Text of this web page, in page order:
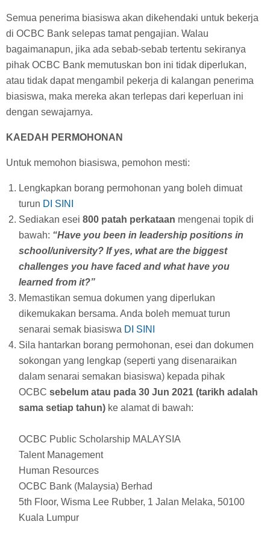
Semua penerima biasiswa akan dikehendaki untuk bekerja
di OCBC Bank selepas tamat pengajian. Walau
bagaimanapun, jika ada sebab-sebab tertentu sekiranya
pihak OCBC Bank memutuskan bon ini tidak diperlukan,
atau tidak dapat mengambil pekerja di kalangan penerima
biasiswa, maka mereka akan terlepas dari keperluan ini
dengan sewajarnya.
KAEDAH PERMOHONAN
Untuk memohon biasiswa, pemohon mesti:
Lengkapkan borang permohonan yang boleh dimuat
turun DI SINI
Sediakan esei 800 patah perkataan mengenai topik di
bawah: “Have you been in leadership positions in
school/university? If yes, what are the biggest
challenges you have faced and what have you
learned from it?”
Memastikan semua dokumen yang diperlukan
dikemukakan bersama. Anda boleh memuat turun
senarai semak biasiswa DI SINI
Sila hantarkan borang permohonan, esei dan dokumen
sokongan yang lengkap (seperti yang disenaraikan
dalam senarai semakan biasiswa) kepada pihak
OCBC sebelum atau pada 30 Jun 2021 (tarikh adalah
sama setiap tahun)ke alamat di bawah:
OCBC Public Scholarship MALAYSIA
Talent Management
Human Resources
OCBC Bank (Malaysia) Berhad
5th Floor, Wisma Lee Rubber, 1 Jalan Melaka, 50100
Kuala Lumpur